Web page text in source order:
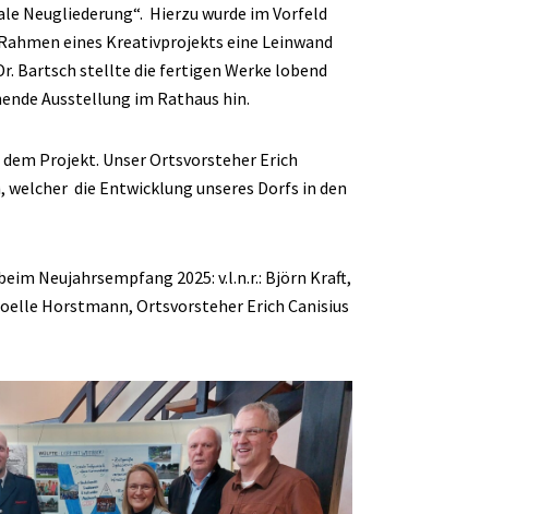
Neugliederung“. Hierzu wurde im Vorfeld
eines Kreativprojekts eine Leinwand
Bartsch stellte die fertigen Werke lobend
Ausstellung im Rathaus hin.
Projekt. Unser Ortsvorsteher Erich
die Entwicklung unseres Dorfs in den
Neujahrsempfang 2025: v.l.n.r.: Björn Kraft,
Horstmann, Ortsvorsteher Erich Canisius